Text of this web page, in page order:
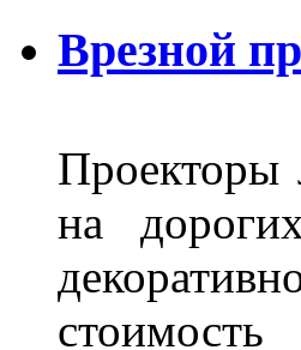
Врезной
Проекторы
на